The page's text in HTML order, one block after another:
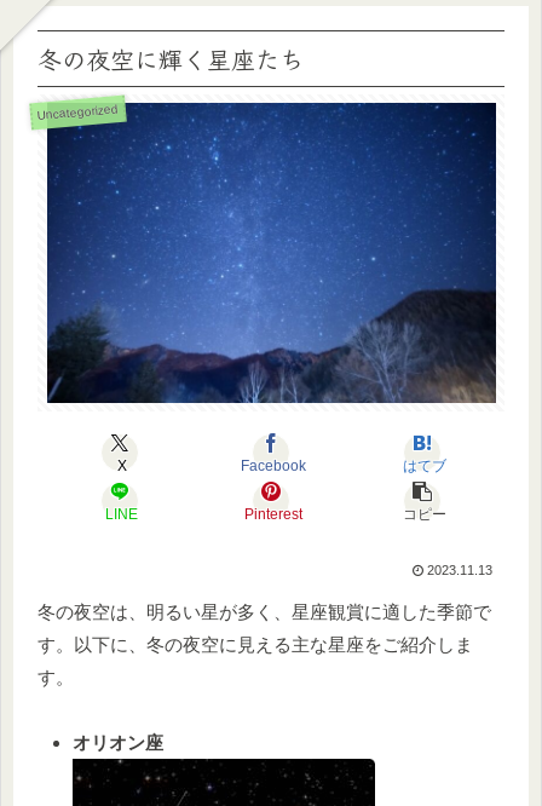
冬の夜空に輝く星座たち
Uncategorized
X Facebook はてブ
LINE Pinterest コピー
2023.11.13
冬の夜空は、明るい星が多く、星座観賞に適した季節で
す。以下に、冬の夜空に見える主な星座をご紹介しま
す。
オリオン座